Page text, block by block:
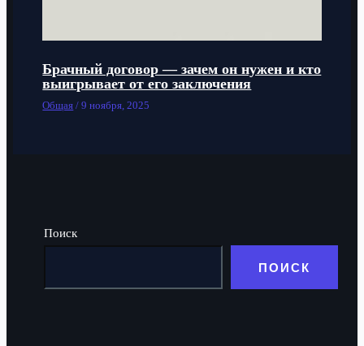
Брачный договор — зачем он нужен и кто
выигрывает от его заключения
Общая /9 ноября, 2025
Поиск
ПОИСК